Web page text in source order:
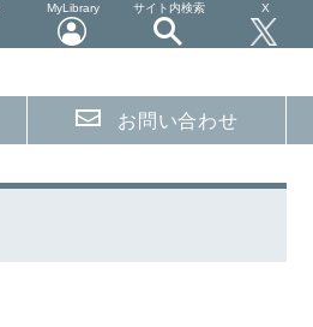
MyLibrary サイト内検索 X
お問い合わせ